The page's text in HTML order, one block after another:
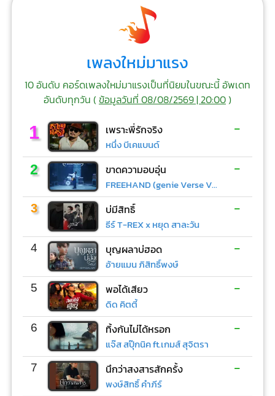
เพลงใหม่มาแรง
10 อันดับ คอร์ดเพลงใหม่มาแรงเป็นที่นิยมในขณะนี้ อัพเดท
อันดับทุกวัน (ข้อมูลวันที่ 08/08/2569 | 20:00)
1 เพราะพี่รักจริง
หนึ่ง บีเคแบนด์
-
2 ขาดความอบอุ่น
FREEHAND (genie Verse Vol.1)
-
3 บ่มีสิทธิ์
ธีร์ T-REX x หยุด สาละวัน
-
4 บุญผลาบ่ฮอด
อ้ายแมน ภิสิทธิ์พงษ์
-
5 พอได้เสียว
ดิด คิตตี้
-
6 ทิ้งกันไม่ได้หรอก
แจ๊ส สปุ๊กนิค ft.เกมส์ สุจิตรา
-
7 นึกว่าสงสารสักครั้ง
พงษ์สิทธิ์ คำภีร์
-